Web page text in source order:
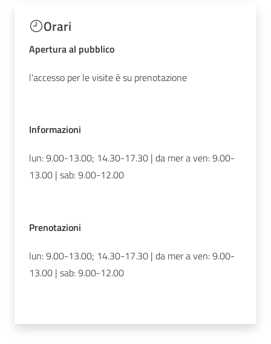
Orari
Apertura al pubblico
l'accesso per le visite è su prenotazione
Informazioni
lun: 9.00-13.00; 14.30-17.30 | da mer a ven: 9.00-
13.00 | sab: 9.00-12.00
Prenotazioni
lun: 9.00-13.00; 14.30-17.30 | da mer a ven: 9.00-
13.00 | sab: 9.00-12.00